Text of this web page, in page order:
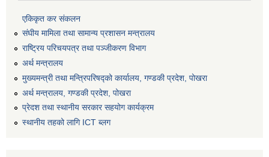
एकिकृत कर संकलन
संघीय मामिला तथा सामान्य प्रशासन मन्त्रालय
राष्ट्रिय परिचयपत्र तथा पञ्जीकरण विभाग
अर्थ मन्त्रालय
मुख्यमन्त्री तथा मन्त्रिपरिषद्को कार्यालय, गण्डकी प्रदेश, पोखरा
अर्थ मन्त्रालय, गण्डकी प्रदेश, पोखरा
प्रेदश तथा स्थानीय सरकार सहयोग कार्यक्रम
स्थानीय तहको लागि ICT ब्लग